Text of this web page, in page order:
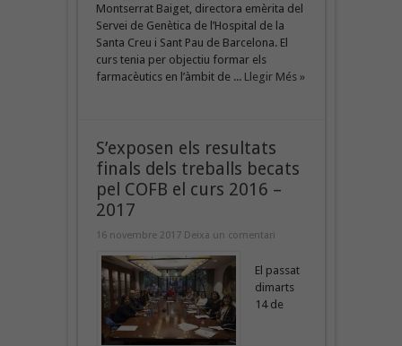
Montserrat Baiget, directora emèrita del
Servei de Genètica de l’Hospital de la
Santa Creu i Sant Pau de Barcelona. El
curs tenia per objectiu formar els
farmacèutics en l’àmbit de ... Llegir Més »
S’exposen els resultats
finals dels treballs becats
pel COFB el curs 2016 –
2017
16 novembre 2017 Deixa un comentari
El passat
dimarts
14 de